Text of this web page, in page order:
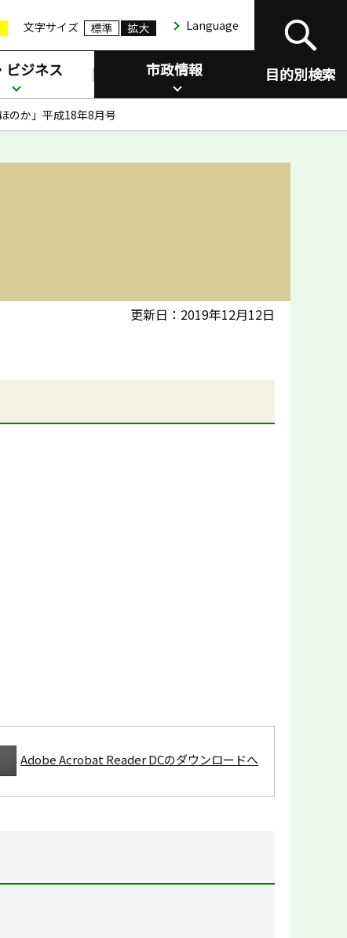
文字サイズ Language
目的別検索
ビジネス 市政情報
のか」平成18年8月号
更新日：2019年12月12日
Adobe Acrobat Reader DCのダウンロードへ